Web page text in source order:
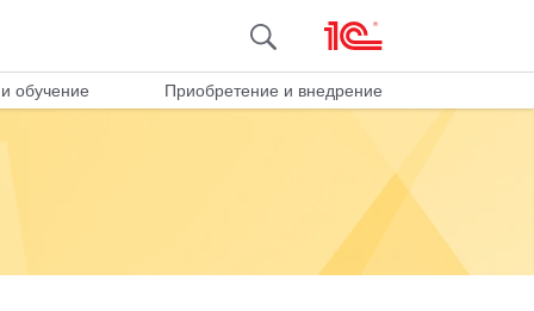
обучение Приобретение и внедрение